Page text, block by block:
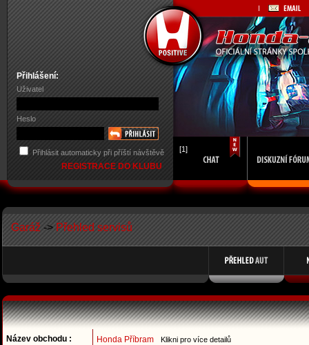
Přihlášení:
Uživatel
Heslo
Přihlásit automaticky při příští návštěvě
REGISTRACE DO KLUBU
[1]
Garáž -> Přehled servisů
Název obchodu : Honda Příbram Klikni pro více detailů